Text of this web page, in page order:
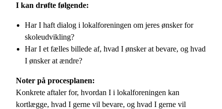
I kan drøfte følgende:
Har I haft dialog i lokalforeningen om jeres ønsker for
skoleudvikling?
Har I et fælles billede af, hvad I ønsker at bevare, og hvad
I ønsker at ændre?
Noter på procesplanen:
Konkrete aftaler for, hvordan I i lokalforeningen kan
kortlægge, hvad I gerne vil bevare, og hvad I gerne vil